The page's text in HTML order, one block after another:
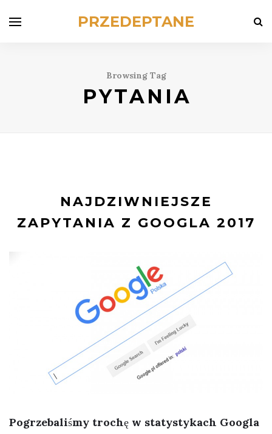
PRZEDEPTANE
Browsing Tag
PYTANIA
NAJDZIWNIEJSZE
ZAPYTANIA Z GOOGLA 2017
Pogrzebaliśmy trochę w statystykach Googla